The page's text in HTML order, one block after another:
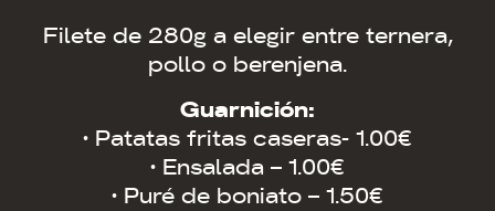
Filete de 280g a elegir entre ternera,
pollo o berenjena.
Guarnición:
· Patatas fritas caseras- 1.00€
· Ensalada – 1.00€
· Puré de boniato – 1.50€